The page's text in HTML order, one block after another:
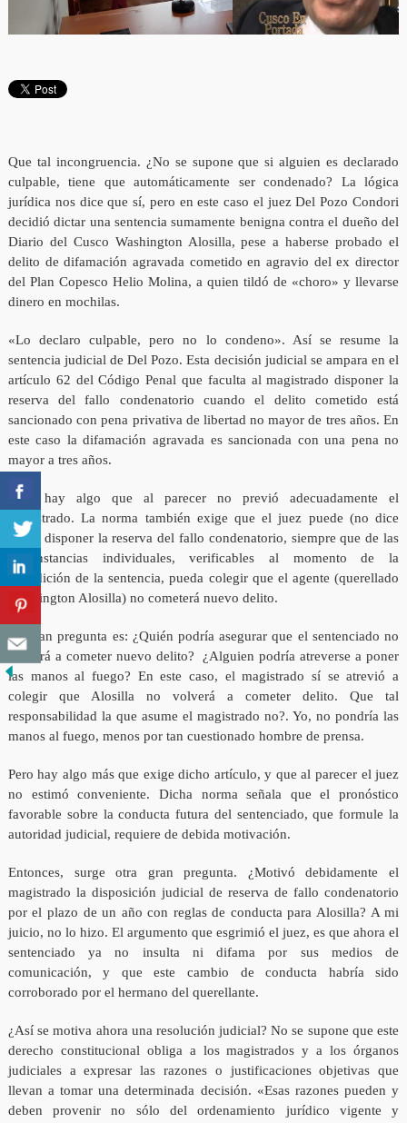
Que tal incongruencia. ¿No se supone que si alguien es declarado
culpable, tiene que automáticamente ser condenado? La lógica
jurídica nos dice que sí, pero en este caso el juez Del Pozo Condori
decidió dictar una sentencia sumamente benigna contra el dueño del
Diario del Cusco Washington Alosilla, pese a haberse probado el
delito de difamación agravada cometido en agravio del ex director
del Plan Copesco Helio Molina, a quien tildó de «choro» y llevarse
dinero en mochilas.
«Lo declaro culpable, pero no lo condeno». Así se resume la
sentencia judicial de Del Pozo. Esta decisión judicial se ampara en el
artículo 62 del Código Penal que faculta al magistrado disponer la
reserva del fallo condenatorio cuando el delito cometido está
sancionado con pena privativa de libertad no mayor de tres años. En
este caso la difamación agravada es sancionada con una pena no
mayor a tres años.
Pero hay algo que al parecer no previó adecuadamente el
magistrado. La norma también exige que el juez puede (no dice
debe) disponer la reserva del fallo condenatorio, siempre que de las
circunstancias individuales, verificables al momento de la
expedición de la sentencia, pueda colegir que el agente (querellado
Washington Alosilla) no cometerá nuevo delito.
La gran pregunta es: ¿Quién podría asegurar que el sentenciado no
volverá a cometer nuevo delito? ¿Alguien podría atreverse a poner
las manos al fuego? En este caso, el magistrado sí se atrevió a
colegir que Alosilla no volverá a cometer delito. Que tal
responsabilidad la que asume el magistrado no?. Yo, no pondría las
manos al fuego, menos por tan cuestionado hombre de prensa.
Pero hay algo más que exige dicho artículo, y que al parecer el juez
no estimó conveniente. Dicha norma señala que el pronóstico
favorable sobre la conducta futura del sentenciado, que formule la
autoridad judicial, requiere de debida motivación.
Entonces, surge otra gran pregunta. ¿Motivó debidamente el
magistrado la disposición judicial de reserva de fallo condenatorio
por el plazo de un año con reglas de conducta para Alosilla? A mi
juicio, no lo hizo. El argumento que esgrimió el juez, es que ahora el
sentenciado ya no insulta ni difama por sus medios de
comunicación, y que este cambio de conducta habría sido
corroborado por el hermano del querellante.
¿Así se motiva ahora una resolución judicial? No se supone que este
derecho constitucional obliga a los magistrados y a los órganos
judiciales a expresar las razones o justificaciones objetivas que
llevan a tomar una determinada decisión. «Esas razones pueden y
deben provenir no sólo del ordenamiento jurídico vigente y